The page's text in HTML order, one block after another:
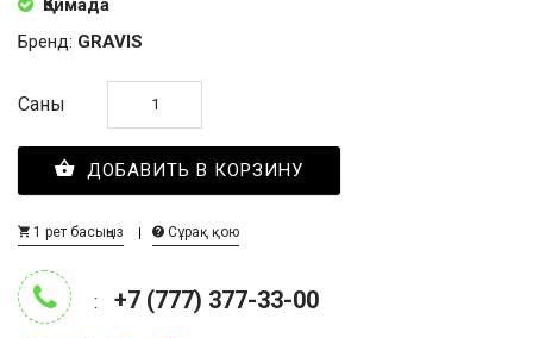
Қоймада
Бренд: GRAVIS
Саны
ДОБАВИТЬ В КОРЗИНУ
1 рет басыңыз Сұрақ қою
: +7 (777) 377-33-00